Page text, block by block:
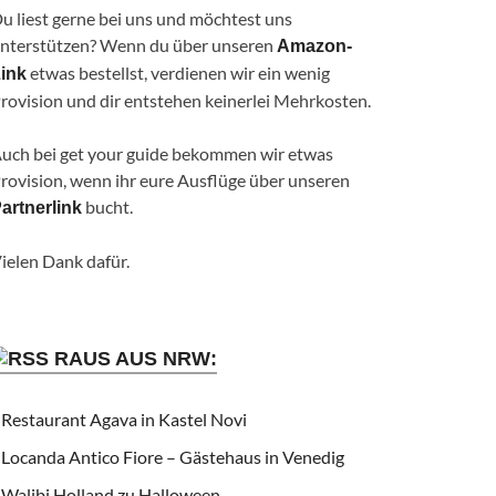
liest gerne bei uns und möchtest uns
Wenn du über unseren Amazon-
etwas bestellst, verdienen wir ein wenig
und dir entstehen keinerlei Mehrkosten.
bei get your guide bekommen wir etwas
wenn ihr eure Ausflüge über unseren
bucht.
Dank dafür.
RAUS AUS NRW:
Restaurant Agava in Kastel Novi
Locanda Antico Fiore – Gästehaus in Venedig